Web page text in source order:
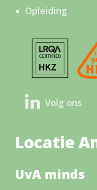
Opleiding
Volg ons
Locatie
UvA minds